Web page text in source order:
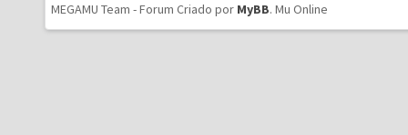
MEGAMU Team - Forum Criado por MyBB. Mu Online